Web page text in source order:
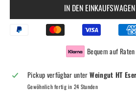
IN DEN
Bequem auf
Pickup verfügbar unterWeingut HT
Gewöhnlich fertig in 24 Stunden